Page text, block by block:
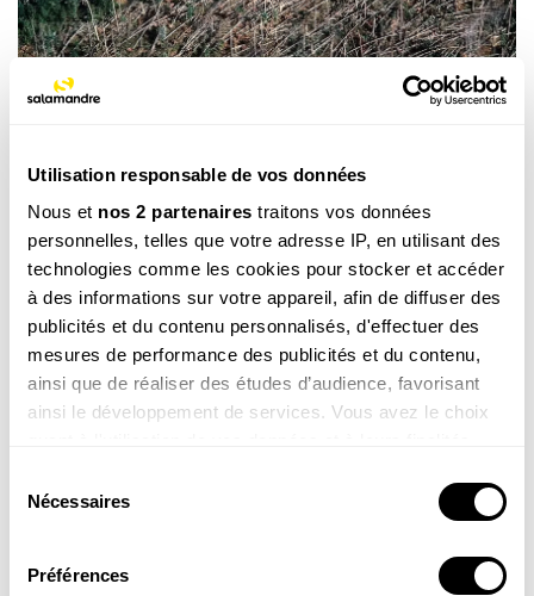
Utilisation responsable de vos données
Nous et nos 2 partenaires traitons vos données
personnelles, telles que votre adresse IP, en utilisant des
technologies comme les cookies pour stocker et accéder
à des informations sur votre appareil, afin de diffuser des
publicités et du contenu personnalisés, d'effectuer des
mesures de performance des publicités et du contenu,
ainsi que de réaliser des études d’audience, favorisant
ainsi le développement de services. Vous avez le choix
tout moment en consultant la Déclaration relative aux
cookies ou en cliquant sur l'icône de confidentialité.
Si vous le permettez, nous aimerions également :
Nécessaires
Préférences
Pour en savoir plus...